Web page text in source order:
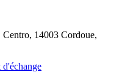
Centro, 14003 Cordoue,